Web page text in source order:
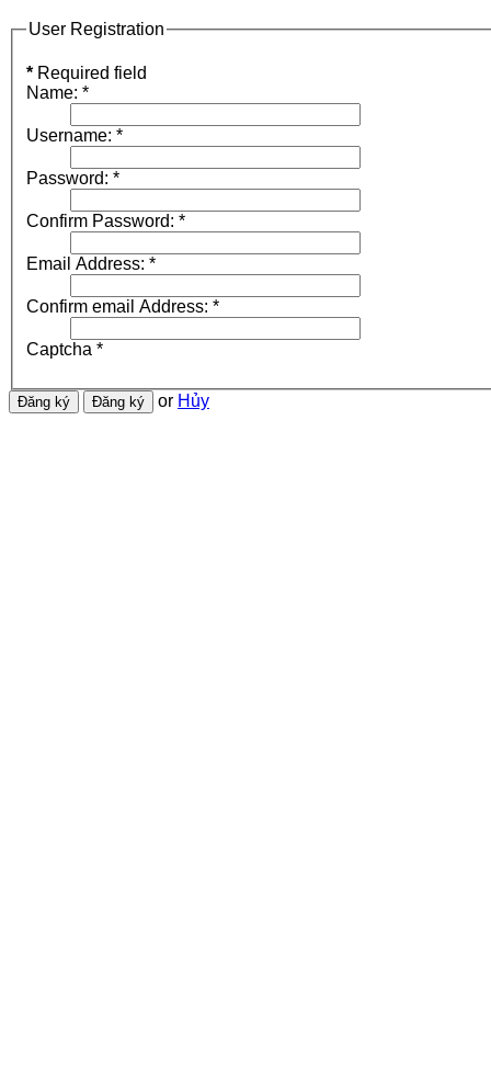
User Registration
* Required field
Name: *
Username: *
Password: *
Confirm Password: *
Email Address: *
Confirm email Address: *
Captcha *
or Hủy